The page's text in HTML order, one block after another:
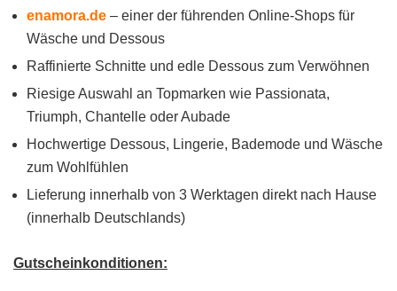
enamora.de – einer der führenden Online-Shops für
Wäsche und Dessous
Raffinierte Schnitte und edle Dessous zum Verwöhnen
Riesige Auswahl an Topmarken wie Passionata,
Triumph, Chantelle oder Aubade
Hochwertige Dessous, Lingerie, Bademode und Wäsche
zum Wohlfühlen
Lieferung innerhalb von 3 Werktagen direkt nach Hause
(innerhalb Deutschlands)
Gutscheinkonditionen: